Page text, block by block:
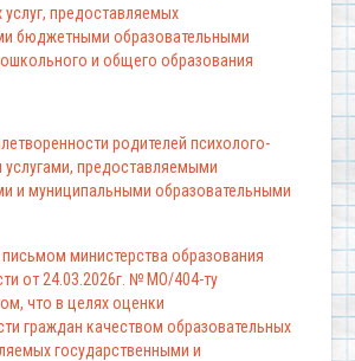
предоставляемых
бюджетными образовательными
и общего образования
родителей психолого-
услугами, предоставляемыми
и муниципальными образовательными
письмом министерства образования
от 24.03.2026г. № МО/404-ту
что в целях оценки
граждан качеством образовательных
государственными и